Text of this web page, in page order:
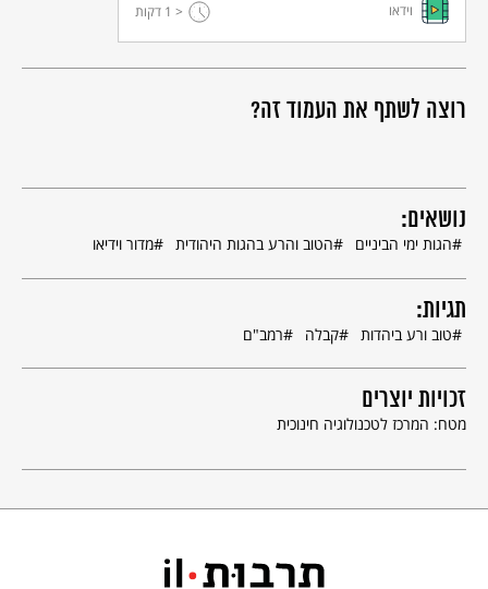
רוצה לשתף את העמוד זה?
וידאו < 1 דקות
נושאים:
הגות ימי הביניים הטוב והרע בהגות היהודית מדור וידיאו
תגיות:
טוב ורע ביהדות קבלה רמב"ם
זכויות יוצרים
מטח: המרכז לטכנולוגיה חינוכית